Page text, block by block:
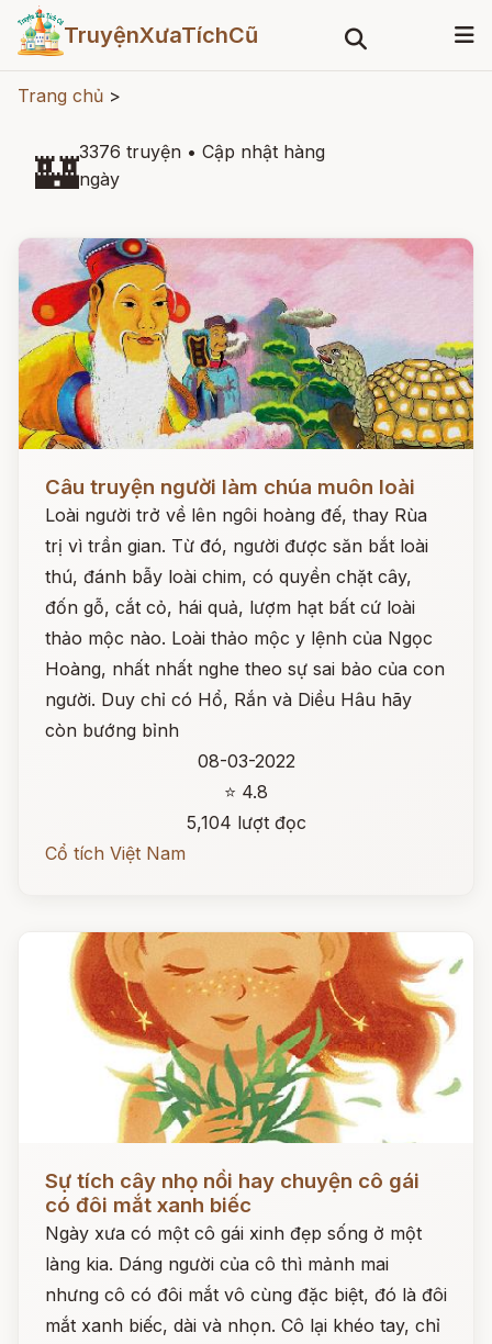
TruyệnXưaTíchCũ
Trang chủ >
🏰3376 truyện • Cập nhật hàng
ngày
Câu truyện người làm chúa muôn loài
Loài người trở về lên ngôi hoàng đế, thay Rùa
trị vì trần gian. Từ đó, người được săn bắt loài
thú, đánh bẫy loài chim, có quyền chặt cây,
đốn gỗ, cắt cỏ, hái quả, lượm hạt bất cứ loài
thảo mộc nào. Loài thảo mộc y lệnh của Ngọc
Hoàng, nhất nhất nghe theo sự sai bảo của con
người. Duy chỉ có Hổ, Rắn và Diều Hâu hãy
còn bướng bỉnh
08-03-2022
⭐ 4.8
5,104 lượt đọc
Cổ tích Việt Nam
Sự tích cây nhọ nồi hay chuyện cô gái
có đôi mắt xanh biếc
Ngày xưa có một cô gái xinh đẹp sống ở một
làng kia. Dáng người của cô thì mảnh mai
nhưng cô có đôi mắt vô cùng đặc biệt, đó là đôi
mắt xanh biếc, dài và nhọn. Cô lại khéo tay, chỉ